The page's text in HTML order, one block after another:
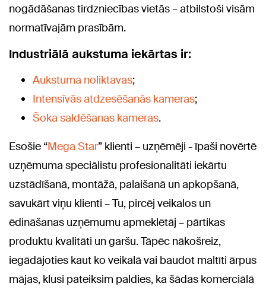
nogādāšanas tirdzniecības vietās – atbilstoši visām
normatīvajām prasībām.
Industriālā aukstuma iekārtas ir:
Aukstuma noliktavas;
Intensīvās atdzesēšanās kameras;
Šoka saldēšanas kameras.
Esošie “Mega Star” klienti – uzņēmēji - īpaši novērtē
uzņēmuma speciālistu profesionalitāti iekārtu
uzstādīšanā, montāžā, palaišanā un apkopšanā,
savukārt viņu klienti – Tu, pircēj veikalos un
ēdināšanas uzņēmumu apmeklētāj – pārtikas
produktu kvalitāti un garšu. Tāpēc nākošreiz,
iegādājoties kaut ko veikalā vai baudot maltīti ārpus
mājas, klusi pateiksim paldies, ka šādas komerciālā